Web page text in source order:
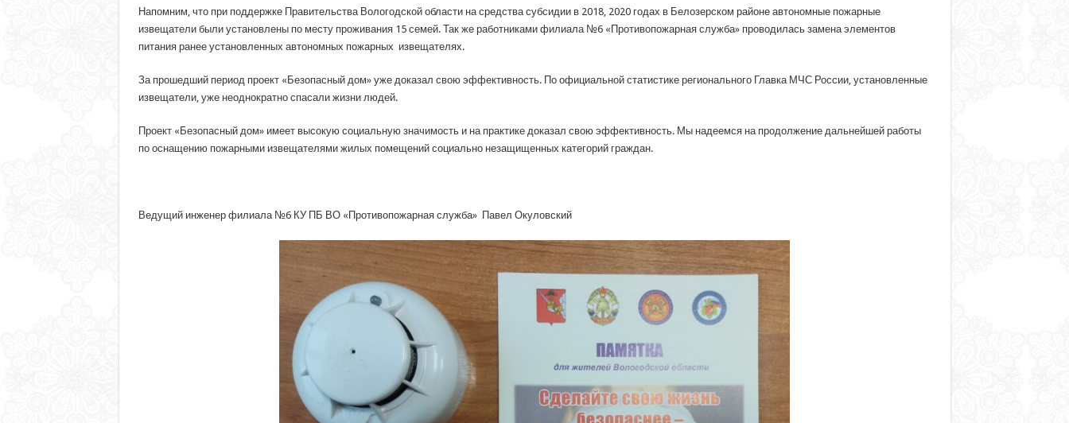
Напомним, что при поддержке Правительства Вологодской области на средства субсидии в 2018, 2020 годах в Белозерском районе автономные пожарные
извещатели были установлены по месту проживания 15 семей. Так же работниками филиала №6 «Противопожарная служба» проводилась замена элементов
питания ранее установленных автономных пожарных извещателях.
За прошедший период проект «Безопасный дом» уже доказал свою эффективность. По официальной статистике регионального Главка МЧС России, установленные
извещатели, уже неоднократно спасали жизни людей.
Проект «Безопасный дом» имеет высокую социальную значимость и на практике доказал свою эффективность. Мы надеемся на продолжение дальнейшей работы
по оснащению пожарными извещателями жилых помещений социально незащищенных категорий граждан.
Ведущий инженер филиала №6 КУ ПБ ВО «Противопожарная служба» Павел Окуловский